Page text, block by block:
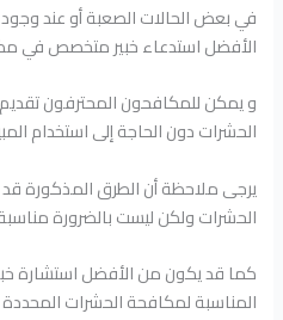
في بعض الحالات الصعبة أو عند
الأفضل استدعاء خبير متخصص في
و يمكن للمكافحون المحترفون
الحشرات دون الحاجة إلى استخدام
يرجى ملاحظة أن الطرق المذكورة
الحشرات ولكن ليست بالضرورة
كما قد يكون من الأفضل استشارة
المناسبة لمكافحة الحشرات